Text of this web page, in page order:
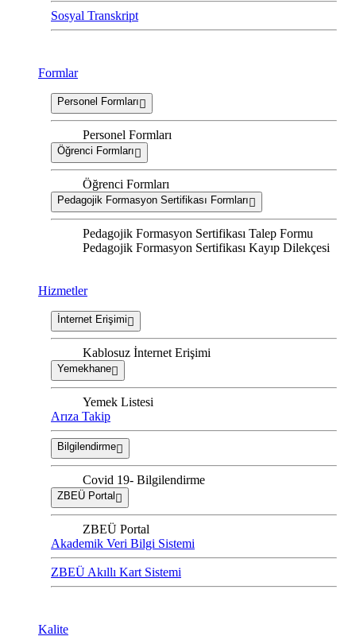
Sosyal Transkript
Formlar
Personel Formları
Personel Formları
Öğrenci Formları
Öğrenci Formları
Pedagojik Formasyon Sertifikası Formları
Pedagojik Formasyon Sertifikası Talep Formu
Pedagojik Formasyon Sertifikası Kayıp Dilekçesi
Hizmetler
İnternet Erişimi
Kablosuz İnternet Erişimi
Yemekhane
Yemek Listesi
Arıza Takip
Bilgilendirme
Covid 19- Bilgilendirme
ZBEÜ Portal
ZBEÜ Portal
Akademik Veri Bilgi Sistemi
ZBEÜ Akıllı Kart Sistemi
Kalite